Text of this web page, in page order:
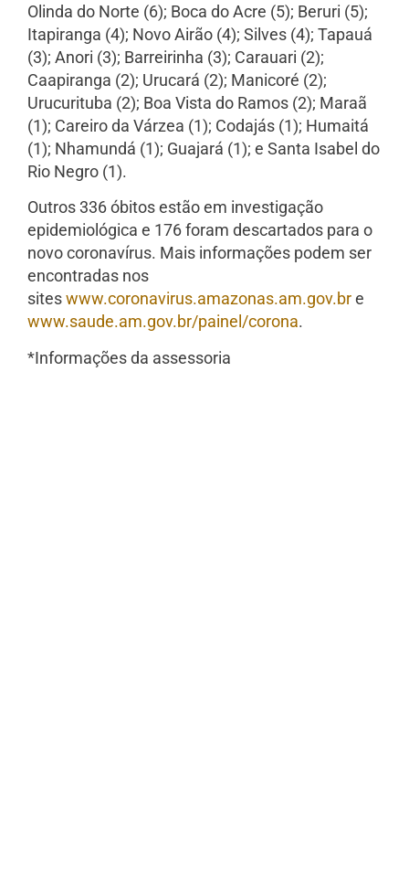
Olinda do Norte (6); Boca do Acre (5); Beruri (5);
Itapiranga (4); Novo Airão (4); Silves (4); Tapauá
(3); Anori (3); Barreirinha (3); Carauari (2);
Caapiranga (2); Urucará (2); Manicoré (2);
Urucurituba (2); Boa Vista do Ramos (2); Maraã
(1); Careiro da Várzea (1); Codajás (1); Humaitá
(1); Nhamundá (1); Guajará (1); e Santa Isabel do
Rio Negro (1).
Outros 336 óbitos estão em investigação
epidemiológica e 176 foram descartados para o
novo coronavírus. Mais informações podem ser
encontradas nos
siteswww.coronavirus.amazonas.am.gov.bre
www.saude.am.gov.br/painel/corona.
*Informações da assessoria